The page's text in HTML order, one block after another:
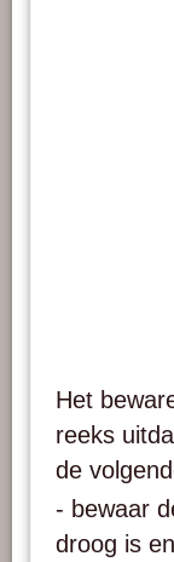
Het
reeks
de
- bewaar
droog is